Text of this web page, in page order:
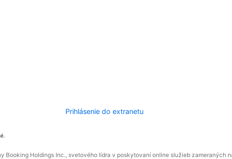
Prihlásenie do extranetu
Booking Holdings Inc., svetového lídra v poskytovaní online služieb zameraných